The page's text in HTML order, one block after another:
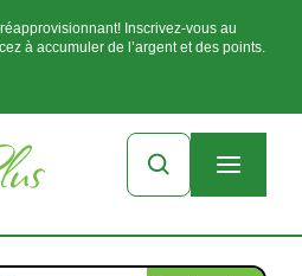
Inscrivez-vous au
à accumuler de l’argent et des points.